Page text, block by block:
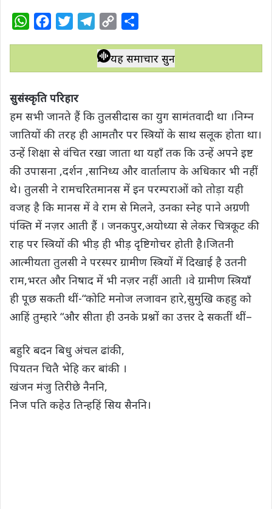
W
t
A
p
p
e
o
o
k
t
e
r
l
e
a
m
p
y
n
k
a
r
यह समाचार सुनें
सुसंस्कृति परिहार
हम सभी जानते हैं कि तुलसीदास का युग सामंतवादी था ।निम्न
जातियों की तरह ही आमतौर पर स्त्रियों के साथ सलूक होता था।
उन्हें शिक्षा से वंचित रखा जाता था यहाँ तक कि उन्हें अपने इष्ट
की उपासना ,दर्शन ,सानिध्य और वार्तालाप के अधिकार भी नहीं
थे। तुलसी ने रामचरितमानस में इन परम्पराओं को तोड़ा यही
वजह है कि मानस में वे राम से मिलने, उनका स्नेह पाने अग्रणी
पंक्ति में नज़र आती हैं । जनकपुर,अयोध्या से लेकर चित्रकूट की
राह पर स्त्रियों की भीड़ ही भीड़ दृष्टिगोचर होती है।जितनी
आत्मीयता तुलसी ने परस्पर ग्रामीण स्त्रियों में दिखाई है उतनी
राम,भरत और निषाद में भी नज़र नहीं आती ।वे ग्रामीण स्त्रियाँ
ही पूछ सकती थीं-“कोटि मनोज लजावन हारे,सुमुखि कहहु को
आहिं तुम्हारे “और सीता ही उनके प्रश्नों का उत्तर दे सकतीं थीं–
बहुरि बदन बिधु अंचल ढांकी,
पियतन चितै भेहि कर बांकी ।
खंजन मंजु तिरीछे नैननि,
निज पति कहेउ तिन्हहिं सिय सैननि।